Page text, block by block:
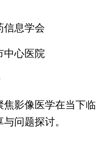
息学会
心医院
影像医学在当下临
问题探讨。